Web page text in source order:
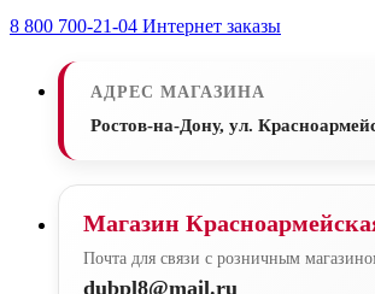
8 800 700-21-04 Интернет заказы
АДРЕС МАГАЗИНА
Ростов-на-Дону, ул.
Магазин
Почта для связи с розничным
dubpl8@mail.ru